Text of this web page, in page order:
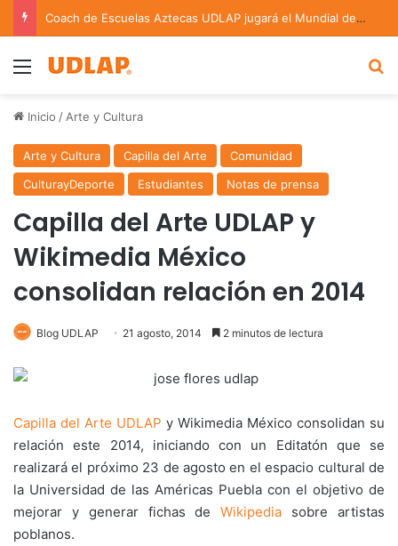
Coach de Escuelas Aztecas UDLAP jugará el Mundial de Flag Football en Alemania
Menu
Inicio / Arte y Cultura
Arte y Cultura Capilla del Arte
Comunidad
CulturayDeporte
Estudiantes Notas de prensa
Capilla del Arte UDLAP y
Wikimedia México
consolidan relación en 2014
Blog UDLAP 21 agosto, 2014 2 minutos de lectura
Capilla del Arte UDLAP y Wikimedia México consolidan su
relación este 2014, iniciando con un Editatón que se
realizará el próximo 23 de agosto en el espacio cultural de
la Universidad de las Américas Puebla con el objetivo de
mejorar y generar fichas deWikipedia sobre artistas
poblanos.